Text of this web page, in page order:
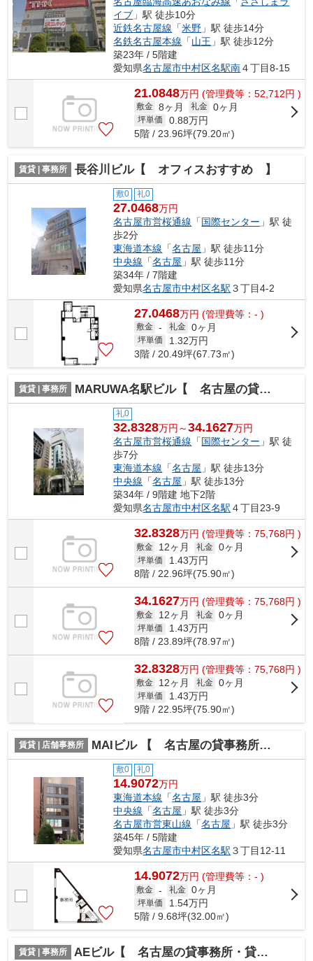
イブ 」駅 徒歩10分
近鉄名古屋線 「米野 」駅 徒歩14分
名鉄名古屋本線 「山王 」駅 徒歩12分
築23年 / 5階建
愛知県名古屋市中村区名駅南４丁目8-15
21.0848万円 (管理費等：52,712円 )
敷金 8ヶ月 礼金 0ヶ月
坪単価 0.88万円
5階 / 23.96坪(79.20㎡)
賃貸 | 事務所 長谷川ビル【 オフィスおすすめ 】
敷0 礼0
27.0468万円
名古屋市営桜通線 「国際センター 」駅 徒
歩2分
東海道本線 「名古屋 」駅 徒歩11分
中央線 「名古屋 」駅 徒歩11分
築34年 / 7階建
愛知県名古屋市中村区名駅 ３丁目4-2
27.0468万円 (管理費等：- )
敷金 - 礼金 0ヶ月
坪単価 1.32万円
3階 / 20.49坪(67.73㎡)
賃貸 | 事務所 MARUWA名駅ビル【 名古屋の貸事務所・貸オフィス 】
礼0
32.8328万円～34.1627万円
名古屋市営桜通線 「国際センター 」駅 徒
歩7分
東海道本線 「名古屋 」駅 徒歩13分
中央線 「名古屋 」駅 徒歩13分
築34年 / 9階建 地下2階
愛知県名古屋市中村区名駅 ４丁目23-9
32.8328万円 (管理費等：75,768円 )
敷金 12ヶ月 礼金 0ヶ月
坪単価 1.43万円
8階 / 22.96坪(75.90㎡)
34.1627万円 (管理費等：75,768円 )
敷金 12ヶ月 礼金 0ヶ月
坪単価 1.43万円
8階 / 23.89坪(78.97㎡)
32.8328万円 (管理費等：75,768円 )
敷金 12ヶ月 礼金 0ヶ月
坪単価 1.43万円
9階 / 22.95坪(75.90㎡)
賃貸 | 店舗事務所 MAIビル 【 名古屋の貸事務所・貸オフィス 】
敷0 礼0
14.9072万円
東海道本線 「名古屋 」駅 徒歩3分
中央線 「名古屋 」駅 徒歩3分
名古屋市営東山線 「名古屋 」駅 徒歩3分
築45年 / 5階建
愛知県名古屋市中村区名駅 ３丁目12-11
14.9072万円 (管理費等：- )
敷金 - 礼金 0ヶ月
坪単価 1.54万円
5階 / 9.68坪(32.00㎡)
賃貸 | 事務所 AEビル【 名古屋の貸事務所・貸オフィス 】